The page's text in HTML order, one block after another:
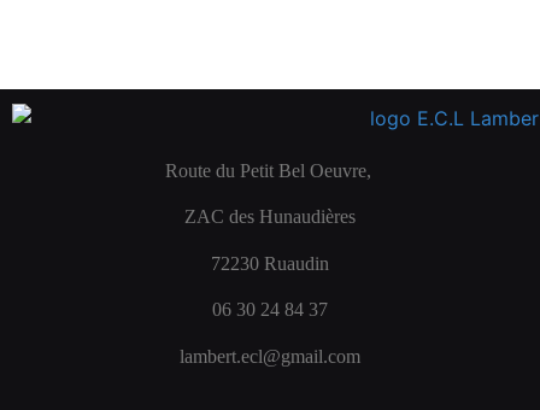
Route du Petit Bel Oeuvre,
ZAC des Hunaudières
72230 Ruaudin
06 30 24 84 37
lambert.ecl@gmail.com